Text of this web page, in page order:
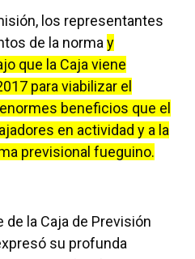
los representantes
de la norma y
que la Caja viene
para viabilizar el
beneficios que el
en actividad y a la
previsional fueguino.
la Caja de Previsión
su profunda